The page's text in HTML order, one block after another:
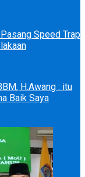
Speed Trap
H.Awang : itu
Baik Saya